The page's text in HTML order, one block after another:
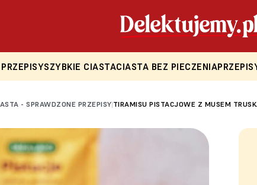
SZYBKIE CIASTACIASTA BEZ PIECZENIA
- SPRAWDZONE PRZEPISY|TIRAMISU PISTACJOWE Z MUSEM